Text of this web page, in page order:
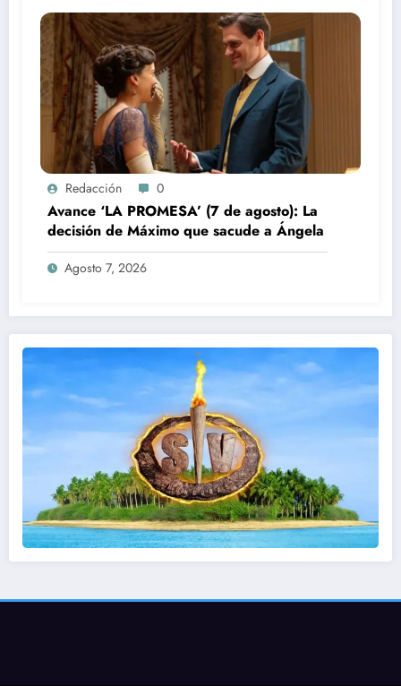
Redacción 0
Avance ‘LA PROMESA’ (7 de agosto): La
decisión de Máximo que sacude a Ángela
Agosto 7, 2026